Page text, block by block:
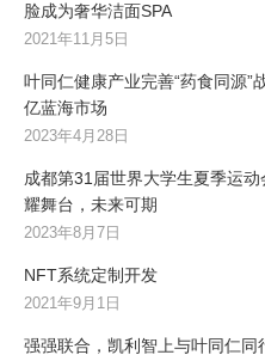
脸成为奢华洁面SPA
2021年11月5日
叶同仁健康产业完善“药食同源”
亿蓝海市场
2023年4月28日
成都第31届世界大学生夏季运
耀舞台，未来可期
2023年8月7日
NFT系统定制开发
2021年9月1日
强强联合，凯利智上与叶同仁同